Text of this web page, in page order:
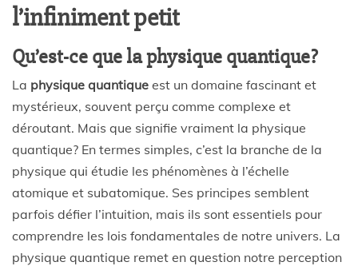
l’infiniment petit
Qu’est-ce que la physique quantique?
La physique quantique est un domaine fascinant et
mystérieux, souvent perçu comme complexe et
déroutant. Mais que signifie vraiment la physique
quantique? En termes simples, c’est la branche de la
physique qui étudie les phénomènes à l’échelle
atomique et subatomique. Ses principes semblent
parfois défier l’intuition, mais ils sont essentiels pour
comprendre les lois fondamentales de notre univers. La
physique quantique remet en question notre perception